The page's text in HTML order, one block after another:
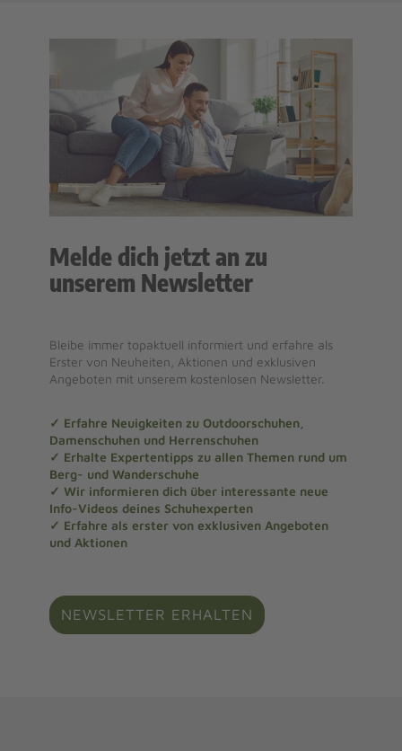
Melde dich jetzt an zu
unserem Newsletter
Bleibe immer topaktuell informiert und erfahre als
Erster von Neuheiten, Aktionen und exklusiven
Angeboten mit unserem kostenlosen Newsletter.
✓ Erfahre Neuigkeiten zu Outdoorschuhen,
Damenschuhen und Herrenschuhen
✓ Erhalte Expertentipps zu allen Themen rund um
Berg- und Wanderschuhe
✓ Wir informieren dich über interessante neue
Info-Videos deines Schuhexperten
✓ Erfahre als erster von exklusiven Angeboten
und Aktionen
NEWSLETTER ERHALTEN